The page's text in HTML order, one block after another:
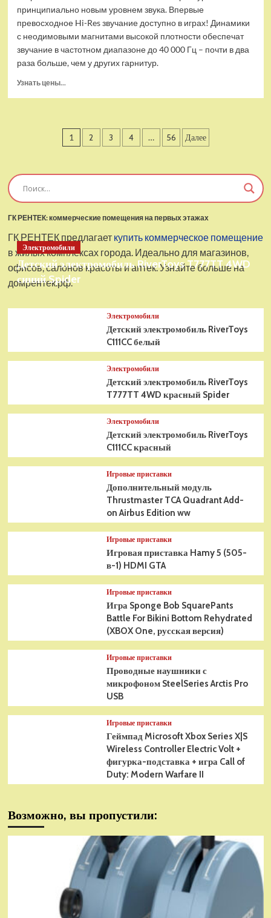
принципиально новым уровнем звука. Впервые
превосходное Hi-Res звучание доступно в играх! Динамики
с неодимовыми магнитами высокой плотности обеспечат
звучание в частотном диапазоне до 40 000 Гц – почти в два
раза больше, чем у других гарнитур.
Узнать цены...
наушники
Arctis
Пагинация
1 2 3 4 … 56 Далее
ГК РЕНТЕК: коммерческие помещения на первых этажах
ГК РЕНТЕК предлагает купить коммерческое помещение
в жилых комплексах города. Идеально для магазинов,
офисов, салонов красоты и аптек. Узнайте больше на
домрентек.рф.
Электромобили
Детский электромобиль RiverToys T777TT 4WD
синий Spider
Электромобили
Детский электромобиль RiverToys
C111CC белый
Электромобили
Детский электромобиль RiverToys
T777TT 4WD красный Spider
Электромобили
Детский электромобиль RiverToys
C111CC красный
Игровые приставки
Дополнительный модуль
Thrustmaster TCA Quadrant Add-
on Airbus Edition ww
Игровые приставки
Игровая приставка Hamy 5 (505-
в-1) HDMI GTA
Игровые приставки
Игра Sponge Bob SquarePants
Battle For Bikini Bottom Rehydrated
(XBOX One, русская версия)
Игровые приставки
Проводные наушники с
микрофоном SteelSeries Arctis Pro
USB
Игровые приставки
Геймпад Microsoft Xbox Series X|S
Wireless Controller Electric Volt +
фигурка-подставка + игра Call of
Duty: Modern Warfare II
Возможно, вы пропустили: